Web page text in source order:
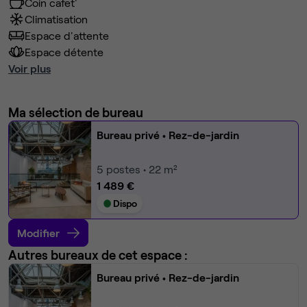
Coin cafet'
Climatisation
Espace d'attente
Espace détente
Voir plus
Ma sélection de bureau
Bureau privé • Rez-de-jardin
5 postes • 22 m²
1 489 €
Dispo
Modifier
Autres bureaux de cet espace :
Bureau privé • Rez-de-jardin